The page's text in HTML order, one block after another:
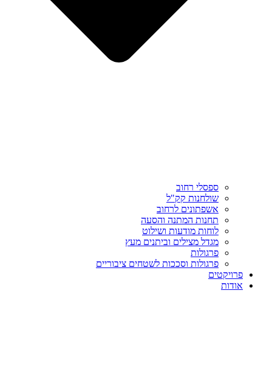
ספסלי רחוב
שולחנות קק"ל
אשפתונים לרחוב
תחנות המתנה והסעה
לוחות מודעות ושילוט
מגדל מצילים וביתנים מעץ
פרגולות
פרגולות וסככות לשטחים ציבוריים
פרויקטים
אודות